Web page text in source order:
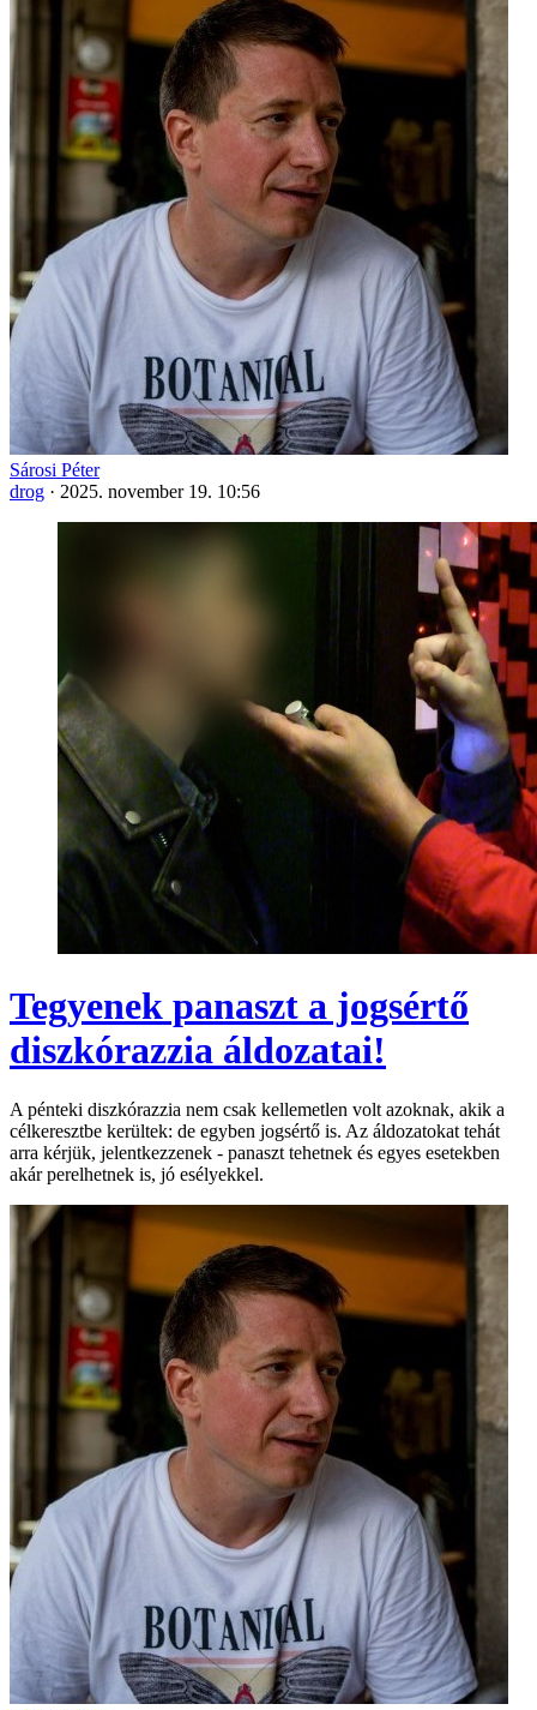
Sárosi Péter
drog · 2025. november 19. 10:56
Tegyenek panaszt a jogsértő
diszkórazzia áldozatai!
A pénteki diszkórazzia nem csak kellemetlen volt azoknak, akik a
célkeresztbe kerültek: de egyben jogsértő is. Az áldozatokat tehát
arra kérjük, jelentkezzenek - panaszt tehetnek és egyes esetekben
akár perelhetnek is, jó esélyekkel.